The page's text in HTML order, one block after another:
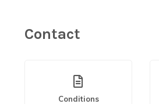
Contact
Conditions